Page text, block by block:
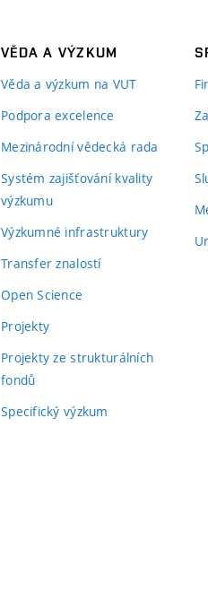
VĚDA A VÝZKUM
Věda a výzkum na VUT
Podpora excelence
Mezinárodní vědecká rada
Systém zajišťování kvality
výzkumu
Výzkumné infrastruktury
Transfer znalostí
Open Science
Projekty
Projekty ze strukturálních
fondů
Specifický výzkum